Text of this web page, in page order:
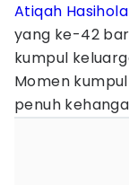
Atiqah
yang ke-42
kumpul
Momen
penuh